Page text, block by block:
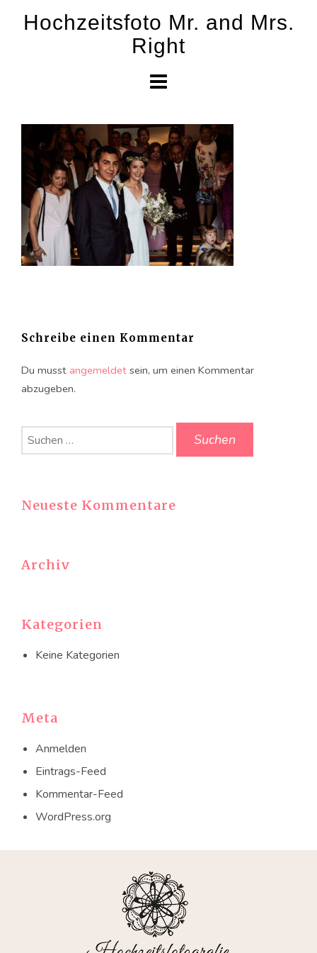
Hochzeitsfoto Mr. and Mrs.
Right
Schreibe einen Kommentar
Du musst angemeldet sein, um einen Kommentar
abzugeben.
Suchen
nach:
Neueste Kommentare
Archiv
Kategorien
Keine Kategorien
Meta
Anmelden
Eintrags-Feed
Kommentar-Feed
WordPress.org